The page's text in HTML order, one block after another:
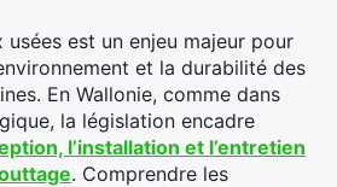
usées est un enjeu majeur pour
et la durabilité des
En Wallonie, comme dans
la législation encadre
l’installation et l’entretien
. Comprendre les